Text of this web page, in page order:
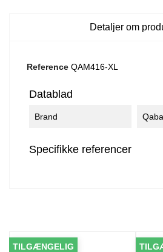
Detaljer om
Reference QAM416-XL
Datablad
Brand
Specifikke referencer
TILGÆNGELIG